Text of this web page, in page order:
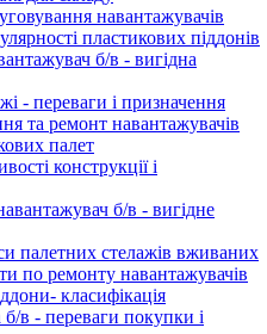
навантажувачів
пластикових піддонів
б/в - вигідна
- переваги і призначення
та ремонт навантажувачів
палет
конструкції і
б/в - вигідне
палетних стелажів вживаних
по ремонту навантажувачів
класифікація
в - переваги покупки і